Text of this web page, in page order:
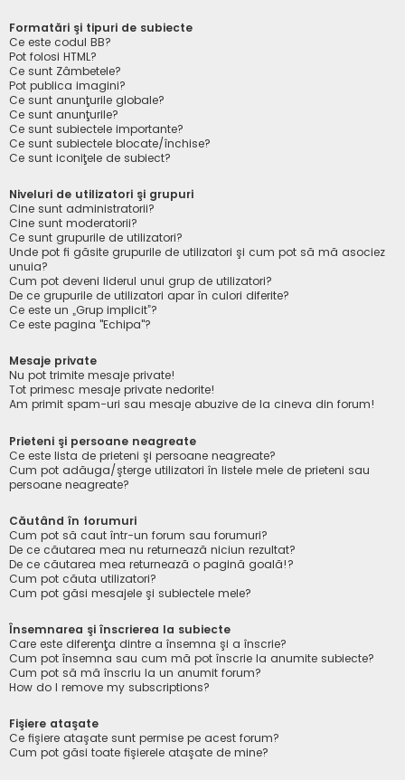
Formatări şi tipuri de subiecte
Ce este codul BB?
Pot folosi HTML?
Ce sunt Zâmbetele?
Pot publica imagini?
Ce sunt anunţurile globale?
Ce sunt anunţurile?
Ce sunt subiectele importante?
Ce sunt subiectele blocate/închise?
Ce sunt iconiţele de subiect?
Niveluri de utilizatori şi grupuri
Cine sunt administratorii?
Cine sunt moderatorii?
Ce sunt grupurile de utilizatori?
Unde pot fi găsite grupurile de utilizatori şi cum pot să mă asociez
unuia?
Cum pot deveni liderul unui grup de utilizatori?
De ce grupurile de utilizatori apar în culori diferite?
Ce este un „Grup implicit”?
Ce este pagina "Echipa"?
Mesaje private
Nu pot trimite mesaje private!
Tot primesc mesaje private nedorite!
Am primit spam-uri sau mesaje abuzive de la cineva din forum!
Prieteni şi persoane neagreate
Ce este lista de prieteni şi persoane neagreate?
Cum pot adăuga/şterge utilizatori în listele mele de prieteni sau
persoane neagreate?
Căutând în forumuri
Cum pot să caut într-un forum sau forumuri?
De ce căutarea mea nu returnează niciun rezultat?
De ce căutarea mea returnează o pagină goală!?
Cum pot căuta utilizatori?
Cum pot găsi mesajele şi subiectele mele?
Însemnarea şi înscrierea la subiecte
Care este diferenţa dintre a însemna şi a înscrie?
Cum pot însemna sau cum mă pot înscrie la anumite subiecte?
Cum pot să mă înscriu la un anumit forum?
How do I remove my subscriptions?
Fişiere ataşate
Ce fişiere ataşate sunt permise pe acest forum?
Cum pot găsi toate fişierele ataşate de mine?